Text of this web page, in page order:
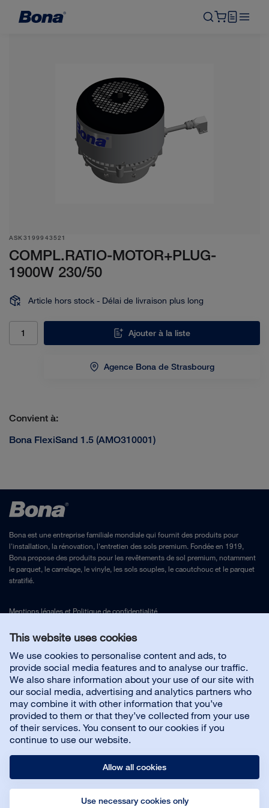
This website uses cookies
We use cookies to personalise content and ads, to
provide social media features and to analyse our traffic.
We also share information about your use of our site with
our social media, advertising and analytics partners who
may combine it with other information that you’ve
provided to them or that they’ve collected from your use
of their services. You consent to our cookies if you
continue to use our website.
Allow all cookies
Use necessary cookies only
ASK3199943521
COMPL.RATIO-MOTOR+PLUG-
1900W 230/50
Article hors stock - Délai de livraison plus long
Agence Bona de Strasbourg
Ajouter à la liste
Convient à:
Bona FlexiSand 1.5 (AMO310001)
Bona est une entreprise familiale mondiale qui fournit des produits pour
l'installation, la rénovation, l'entretien des sols premium. Fondée en 1919,
Bona propose des produits pour les revêtements de sol premium, notamment
le parquet, le carrelage, le vinyle, les sols souples, le caoutchouc et le parquet
stratifié.
Mentions légaleset Politique de confidentialité
Nous contacter
Service client
À propos de Bona